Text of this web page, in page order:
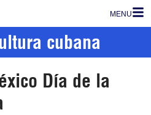
MENU
cubana
Día de la